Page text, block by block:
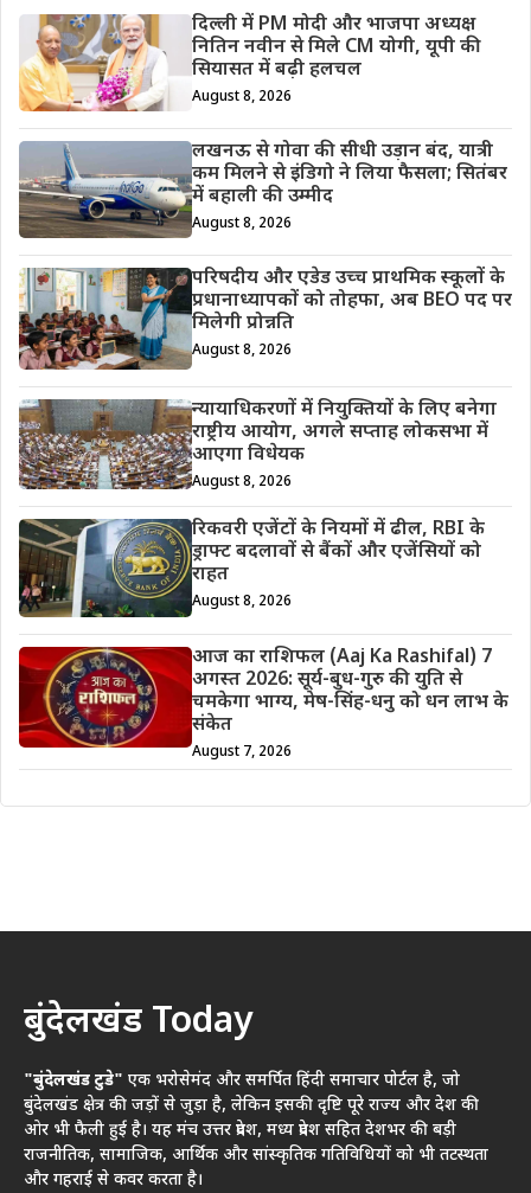
दिल्ली में PM मोदी और भाजपा अध्यक्ष
नितिन नवीन से मिले CM योगी, यूपी की
सियासत में बढ़ी हलचल
August 8, 2026
लखनऊ से गोवा की सीधी उड़ान बंद, यात्री
कम मिलने से इंडिगो ने लिया फैसला; सितंबर
में बहाली की उम्मीद
August 8, 2026
परिषदीय और एडेड उच्च प्राथमिक स्कूलों के
प्रधानाध्यापकों को तोहफा, अब BEO पद पर
मिलेगी प्रोन्नति
August 8, 2026
न्यायाधिकरणों में नियुक्तियों के लिए बनेगा
राष्ट्रीय आयोग, अगले सप्ताह लोकसभा में
आएगा विधेयक
August 8, 2026
रिकवरी एजेंटों के नियमों में ढील, RBI के
ड्राफ्ट बदलावों से बैंकों और एजेंसियों को
राहत
August 8, 2026
आज का राशिफल (Aaj Ka Rashifal) 7
अगस्त 2026: सूर्य-बुध-गुरु की युति से
चमकेगा भाग्य, मेष-सिंह-धनु को धन लाभ के
संकेत
August 7, 2026
बुंदेलखंड Today
"बुंदेलखंड टुडे" एक भरोसेमंद और समर्पित हिंदी समाचार पोर्टल है, जो
बुंदेलखंड क्षेत्र की जड़ों से जुड़ा है, लेकिन इसकी दृष्टि पूरे राज्य और देश की
ओर भी फैली हुई है। यह मंच उत्तर प्रदेश, मध्य प्रदेश सहित देशभर की बड़ी
राजनीतिक, सामाजिक, आर्थिक और सांस्कृतिक गतिविधियों को भी तटस्थता
और गहराई से कवर करता है।